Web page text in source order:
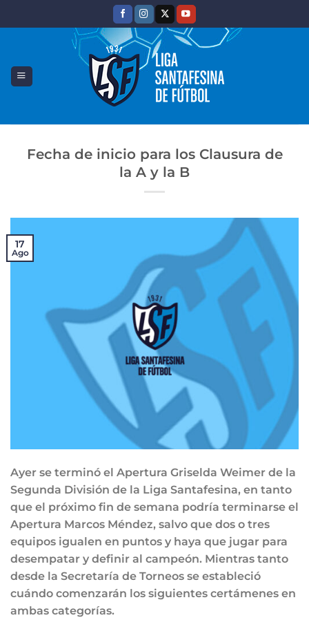
Fecha de inicio para los Clausura de
la A y la B
17
Ago
Ayer se terminó el Apertura Griselda Weimer de la
Segunda División de la Liga Santafesina, en tanto
que el próximo fin de semana podría terminarse el
Apertura Marcos Méndez, salvo que dos o tres
equipos igualen en puntos y haya que jugar para
desempatar y definir al campeón. Mientras tanto
desde la Secretaría de Torneos se estableció
cuándo comenzarán los siguientes certámenes en
ambas categorías.